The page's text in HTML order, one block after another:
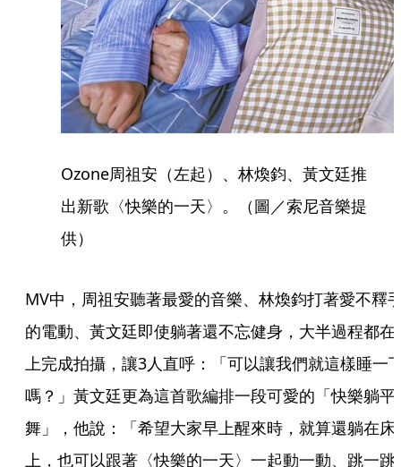
Ozone周祖安（左起）、林煥鈞、黃文廷推
出新歌〈快樂的一天〉。（圖／索尼音樂提
供）
MV中，周祖安聽著最愛的音樂、林煥鈞打著愛不釋
的電動、黃文廷即使躺著還不忘健身，大半過程都在
上完成拍攝，讓3人直呼：「可以讓我們就這樣睡一
嗎？」黃文廷更為這首歌編排一段可愛的「快樂躺平
舞」，他說：「希望大家早上醒來時，就算還躺在床
上，也可以跟著〈快樂的一天〉一起動一動、跳一跳